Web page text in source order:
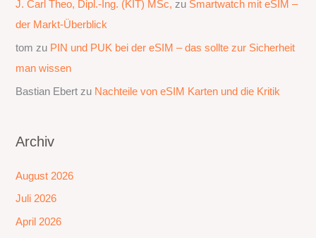
J. Carl Theo, Dipl.-Ing. (KIT) MSc, zu Smartwatch mit eSIM –
der Markt-Überblick
tom zu PIN und PUK bei der eSIM – das sollte zur Sicherheit
man wissen
Bastian Ebert zu Nachteile von eSIM Karten und die Kritik
Archiv
August 2026
Juli 2026
April 2026